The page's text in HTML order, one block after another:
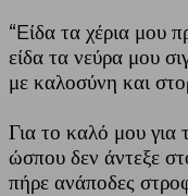
“Eίδα τα χέρια μου
είδα τα νεύρα μου
με καλοσύνη και
Για το καλό μου για
ώσπου δεν άντεξε
πήρε ανάποδες